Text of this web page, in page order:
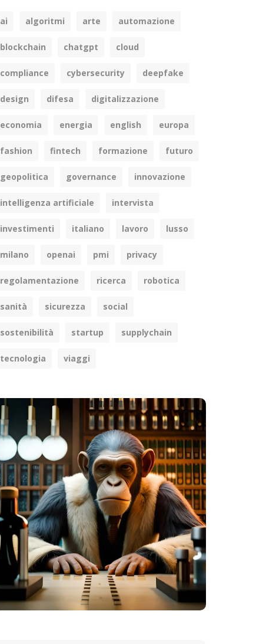
ai algoritmi arte automazione
blockchain chatgpt cloud
compliance cybersecurity deepfake
design difesa digitalizzazione
economia energia english europa
fashion fintech formazione futuro
geopolitica governance innovazione
intelligenza artificiale intervista
investimenti italiano lavoro lusso
milano openai pmi privacy
regolamentazione ricerca robotica
sanità sicurezza social
sostenibilità startup supplychain
tecnologia viaggi